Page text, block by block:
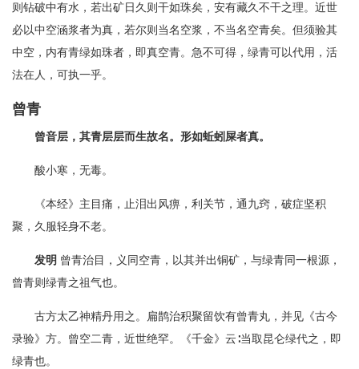
则钻破中有水，若出矿日久则干如珠矣，安有藏久不干之理。近世
必以中空涵浆者为真，若尔则当名空浆，不当名空青矣。但须验其
中空，内有青绿如珠者，即真空青。急不可得，绿青可以代用，活
法在人，可执一乎。
曾青
曾音层，其青层层而生故名。形如蚯蚓屎者真。
酸小寒，无毒。
《本经》主目痛，止泪出风痹，利关节，通九窍，破症坚积
聚，久服轻身不老。
发明 曾青治目，义同空青，以其并出铜矿，与绿青同一根源，
曾青则绿青之祖气也。
古方太乙神精丹用之。扁鹊治积聚留饮有曾青丸，并见《古今
录验》方。曾空二青，近世绝罕。《千金》云∶当取昆仑绿代之，即
绿青也。